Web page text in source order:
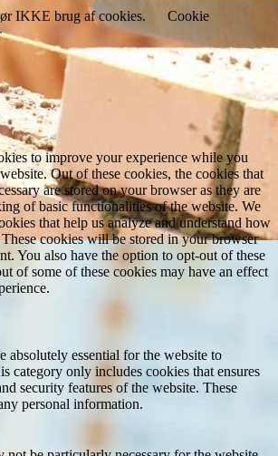
IKKE brug af cookies.
Cookie
to improve your experience while you
Out of these cookies, the cookies that
are stored on your browser as they are
of basic functionalities of the website. We
that help us analyze and understand how
cookies will be stored in your browser
You also have the option to opt-out of these
of some of these cookies may have an effect
absolutely essential for the website to
category only includes cookies that ensures
security features of the website. These
personal information.